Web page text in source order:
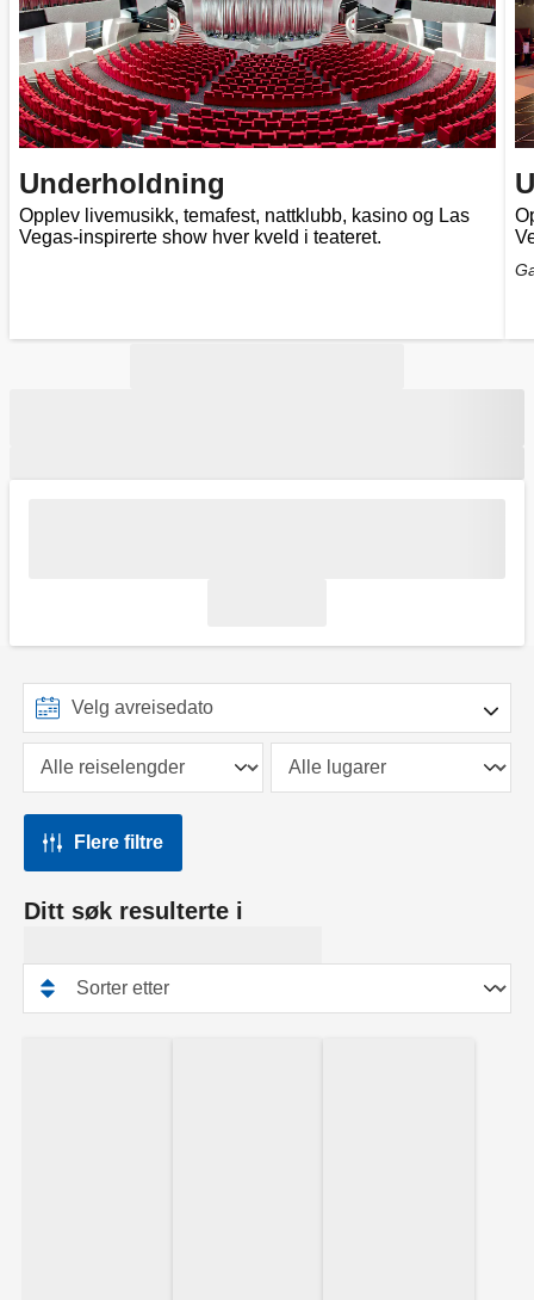
Underholdning
Opplev livemusikk, temafest, nattklubb, kasino og Las
Vegas-inspirerte show hver kveld i teateret.
Flere filtre
Ditt søk resulterte i